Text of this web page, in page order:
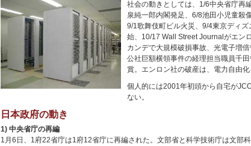
社会の動きとしては、1/6中央省庁再
泉純一郎内閣発足、6/8池田小児童殺
9/1歌舞伎町ビル火災、9/4東京ディ
始、10/17 Wall Street Journalがエン
カンデで大規模破損事故、光電子増
公社巨額横領事件の経理担当職員千
賞。エンロン社の破産は、電力自由
個人的には2001年初頭から自宅が
ない。
日本政府の動き
1) 中央省庁の再編
1月6日、1府22省庁は1府12省庁に再編された。文部省と科学技術庁は文部